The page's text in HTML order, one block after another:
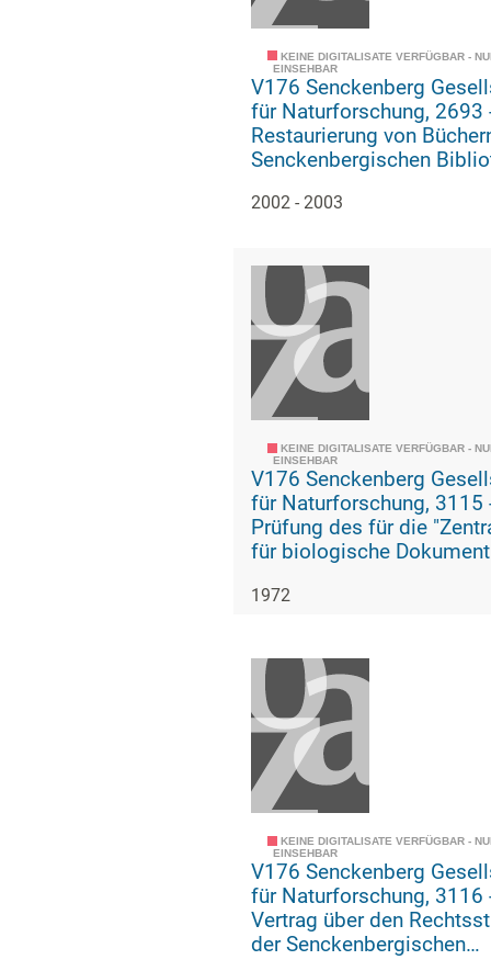
KEINE DIGITALISATE VERFÜGBAR -
EINSEHBAR
V176 Senckenberg
für Naturforschung, 2693 -
Restaurierung von
Senckenbergischen
2002 - 2003
KEINE DIGITALISATE VERFÜGBAR -
EINSEHBAR
V176 Senckenberg
für Naturforschung, 3115 -
Prüfung des für die
für biologische
Satzungsentwurfs durch
1972
KEINE DIGITALISATE VERFÜGBAR -
EINSEHBAR
V176 Senckenberg
für Naturforschung, 3116 -
Vertrag über den
der Senckenbergischen